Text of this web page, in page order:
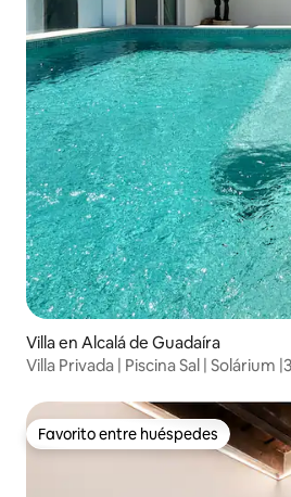
Villa en Alcalá de Guadaíra
Villa Privada | Piscina Sal | Solárium
Favorito entre huéspedes
Favorito entre huéspedes